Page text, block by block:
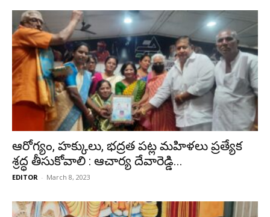
ఆరోగ్యం, హక్కులు, భద్రత పట్ల మహిళలు ప్రత్యేక
శ్రద్ధ తీసుకోవాలి : ఆచార్య దేవారెడ్డి...
EDITOR - March 8, 2023